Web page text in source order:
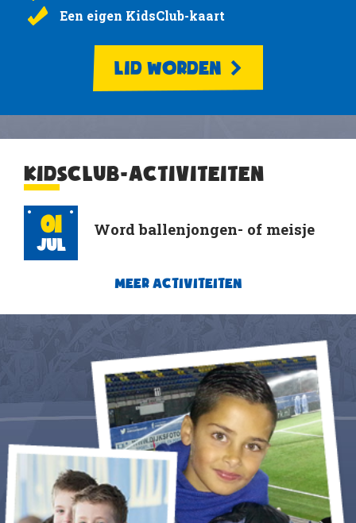
Een eigen KidsClub-kaart
LID WORDEN
KIDSCLUB-ACTIVITEITEN
01
Jul
Word ballenjongen- of meisje
MEER ACTIVITEITEN